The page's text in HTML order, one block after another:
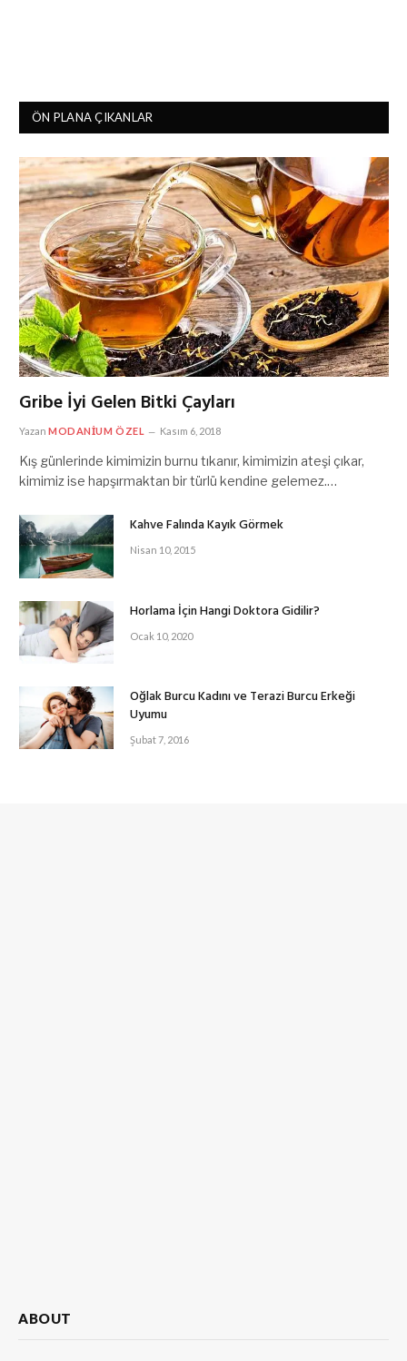
ÖN PLANA ÇIKANLAR
Gribe İyi Gelen Bitki Çayları
Yazan MODANIUM ÖZEL Kasım 6, 2018
Kış günlerinde kimimizin burnu tıkanır, kimimizin ateşi çıkar,
kimimiz ise hapşırmaktan bir türlü kendine gelemez.…
Kahve Falında Kayık Görmek
Nisan 10, 2015
Horlama İçin Hangi Doktora Gidilir?
Ocak 10, 2020
Oğlak Burcu Kadını ve Terazi Burcu Erkeği
Uyumu
Şubat 7, 2016
ABOUT